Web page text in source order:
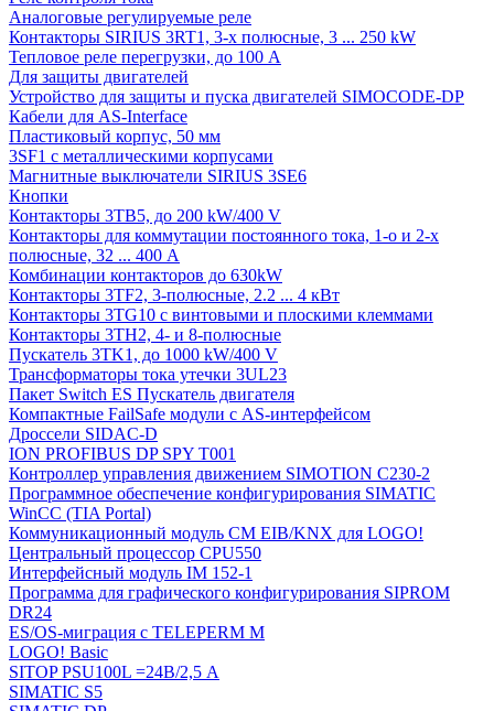
Аналоговые регулируемые реле
Контакторы SIRIUS 3RT1, 3-х полюсные, 3 ... 250 kW
Тепловое реле перегрузки, до 100 A
Для защиты двигателей
Устройство для защиты и пуска двигателей SIMOCODE-DP
Кабели для AS-Interface
Пластиковый корпус, 50 мм
3SF1 с металлическими корпусами
Магнитные выключатели SIRIUS 3SE6
Кнопки
Контакторы 3TB5, до 200 kW/400 V
Контакторы для коммутации постоянного тока, 1-о и 2-х
полюсные, 32 ... 400 A
Комбинации контакторов до 630kW
Контакторы 3TF2, 3-полюсные, 2.2 ... 4 кВт
Контакторы 3TG10 c винтовыми и плоскими клеммами
Контакторы 3TH2, 4- и 8-полюсные
Пускатель 3TK1, до 1000 kW/400 V
Трансформаторы тока утечки 3UL23
Пакет Switch ES Пускатель двигателя
Компактные FailSafe модули с AS-интерфейсом
Дроссели SIDAC-D
ION PROFIBUS DP SPY T001
Контроллер управления движением SIMOTION C230-2
Программное обеспечение конфигурирования SIMATIC
WinCC (TIA Portal)
Коммуникационный модуль CM EIB/KNX для LOGO!
Центральный процессор CPU550
Интерфейсный модуль IM 152-1
Программа для графического конфигурирования SIPROM
DR24
ES/OS-миграция с TELEPERM M
LOGO! Basic
SITOP PSU100L =24В/2,5 A
SIMATIC S5